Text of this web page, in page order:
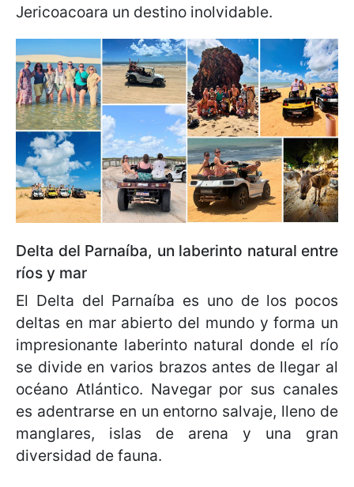
Jericoacoara un destino inolvidable.
Delta del Parnaíba, un laberinto natural entre
ríos y mar
El Delta del Parnaíba es uno de los pocos
deltas en mar abierto del mundo y forma un
impresionante laberinto natural donde el río
se divide en varios brazos antes de llegar al
océano Atlántico. Navegar por sus canales
es adentrarse en un entorno salvaje, lleno de
manglares, islas de arena y una gran
diversidad de fauna.